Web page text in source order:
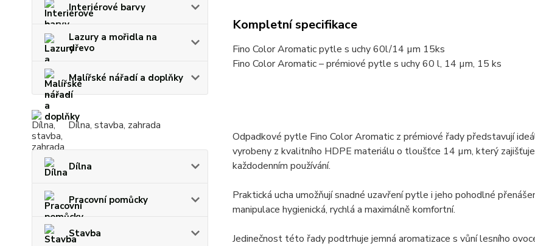
Interiérové barvy
Lazury a mořidla na
dřevo
Malířské nářadí a doplňky
Dílna, stavba, zahrada
Dílna
Pracovní pomůcky
Stavba
Kompletní specifikace
Fino Color Aromatic pytle s uchy 60l/14 µm 15ks
Fino Color Aromatic – prémiové pytle s uchy 60 l, 14 µm, 15 ks
Odpadkové pytle Fino Color Aromatic z prémiové řady představují
vyrobeny z kvalitního HDPE materiálu o tloušťce 14 µm, který
každodenním používání.
Praktická ucha umožňují snadné uzavření pytle i jeho pohodlné
manipulace hygienická, rychlá a maximálně komfortní.
Jedinečnost této řady podtrhuje jemná aromatizace s vůní lesního